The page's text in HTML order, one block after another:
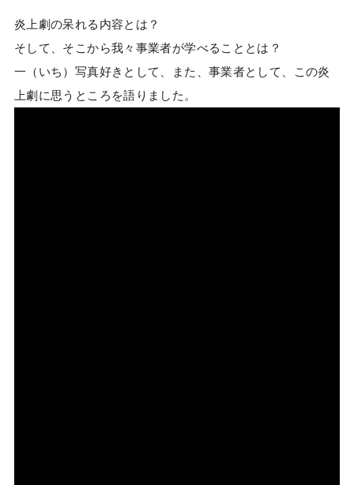
炎上劇の呆れる内容とは？
そして、そこから我々事業者が学べることとは？
一（いち）写真好きとして、また、事業者として、この炎
上劇に思うところを語りました。